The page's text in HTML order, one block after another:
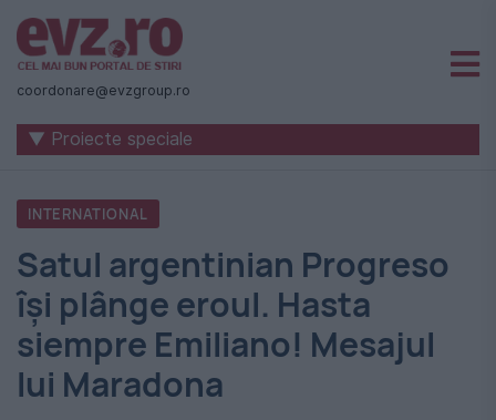
Știri
naționale
internaționale
România
-
Evenimentul
Zilei
coordonare@evzgroup.ro
▼ Proiecte speciale
INTERNATIONAL
Satul argentinian Progreso
își plânge eroul. Hasta
siempre Emiliano! Mesajul
lui Maradona